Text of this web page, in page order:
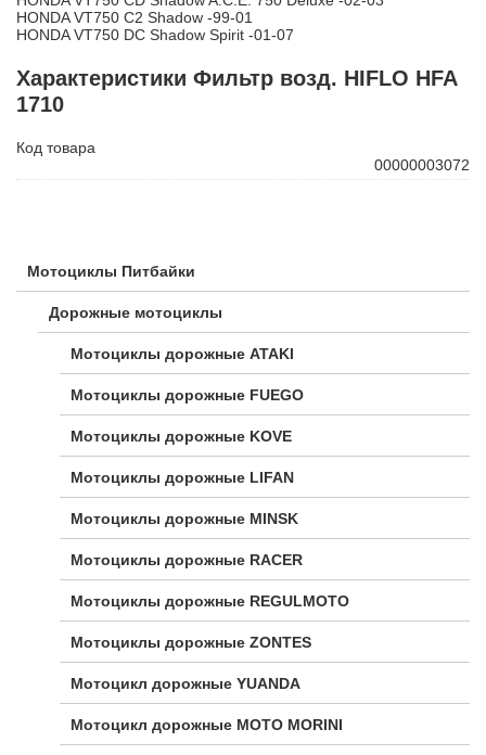
Мотоциклы Питбайки
Дорожные мотоциклы
Мотоциклы дорожные ATAKI
Мотоциклы дорожные FUEGO
Мотоциклы дорожные KOVE
Мотоциклы дорожные LIFAN
Мотоциклы дорожные MINSK
Мотоциклы дорожные RACER
Мотоциклы дорожные REGULMOTO
Мотоциклы дорожные ZONTES
Мотоцикл дорожные YUANDA
Мотоцикл дорожные МОТО MORINI
HONDA VT750 C2 Shadow -99-01
HONDA VT750 DC Shadow Spirit -01-07
Характеристики Фильтр возд. HIFLO HFA
1710
Код товара
00000003072